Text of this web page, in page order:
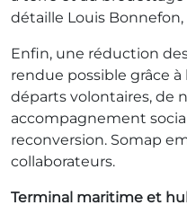
détaille Louis
Enfin, une réduction
rendue possible grâce à
départs volontaires, de
accompagnement
reconversion. Somap
collaborateurs.
Terminal maritime et